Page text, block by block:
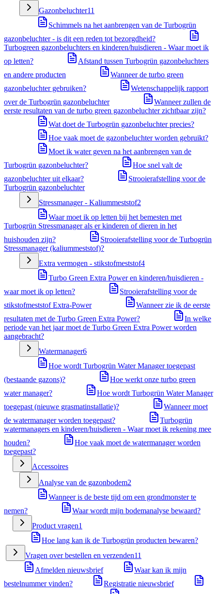
Gazonbeluchter11
Schimmels na het aanbrengen van de Turbogrün
gazonbeluchter - is dit een reden tot bezorgdheid?
Turbogreen gazonbeluchters en kinderen/huisdieren - Waar moet ik
op letten?
Afstand tussen Turbogrün gazonbeluchters
en andere producten
Wanneer de turbo green
gazonbeluchter gebruiken?
Wetenschappelijk rapport
over de Turbogrün gazonbeluchter
Wanneer zullen de
eerste resultaten van de turbo green gazonbeluchter zichtbaar zijn?
Wat doet de Turbogrün gazonbeluchter precies?
Hoe vaak moet de gazonbeluchter worden gebruikt?
Moet ik water geven na het aanbrengen van de
Turbogrün gazonbeluchter?
Hoe snel valt de
gazonbeluchter uit elkaar?
Strooierafstelling voor de
Turbogrün gazonbeluchter
Stressmanager - Kaliummeststof2
Waar moet ik op letten bij het bemesten met
Turbogrün Stressmanager als er kinderen of dieren in het
huishouden zijn?
Strooierafstelling voor de Turbogrün
Stressmanager (kaliummeststof)?
Extra vermogen - stikstofmeststof4
Turbo Green Extra Power en kinderen/huisdieren -
waar moet ik op letten?
Strooierafstelling voor de
stikstofmeststof Extra-Power
Wanneer zie ik de eerste
resultaten met de Turbo Green Extra Power?
In welke
periode van het jaar moet de Turbo Green Extra Power worden
aangebracht?
Watermanager6
Hoe wordt Turbogrün Water Manager toegepast
(bestaande gazons)?
Hoe werkt onze turbo green
water manager?
Hoe wordt Turbogrün Water Manager
toegepast (nieuwe grasmatinstallatie)?
Wanneer moet
de watermanager worden toegepast?
Turbogrün
watermanagers en kinderen/huisdieren - Waar moet ik rekening mee
houden?
Hoe vaak moet de watermanager worden
toegepast?
Accessoires
Analyse van de gazonbodem2
Wanneer is de beste tijd om een grondmonster te
nemen?
Waar wordt mijn bodemanalyse bewaard?
Product vragen1
Hoe lang kan ik de Turbogrün producten bewaren?
Vragen over bestellen en verzenden11
Afmelden nieuwsbrief
Waar kan ik mijn
bestelnummer vinden?
Registratie nieuwsbrief